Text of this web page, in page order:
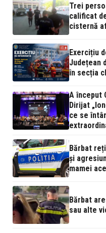
Trei
calificat
cisternă
Exercițiu
Județean
în secția
A început
Dirijat
ce se
Bărbat
și
mamei
Bărbat
sau alte